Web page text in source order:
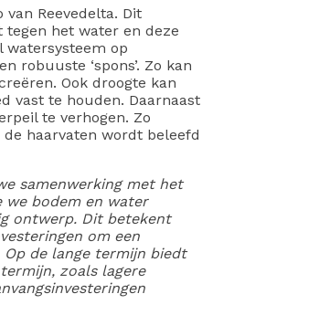
Reevedelta. Dit
tegen het water en deze
watersysteem op
robuuste ‘spons’. Zo kan
Ook droogte kan
vast te houden. Daarnaast
te verhogen. Zo
haarvaten wordt beleefd
samenwerking met het
we bodem en water
ontwerp. Dit betekent
om een
de lange termijn biedt
zoals lagere